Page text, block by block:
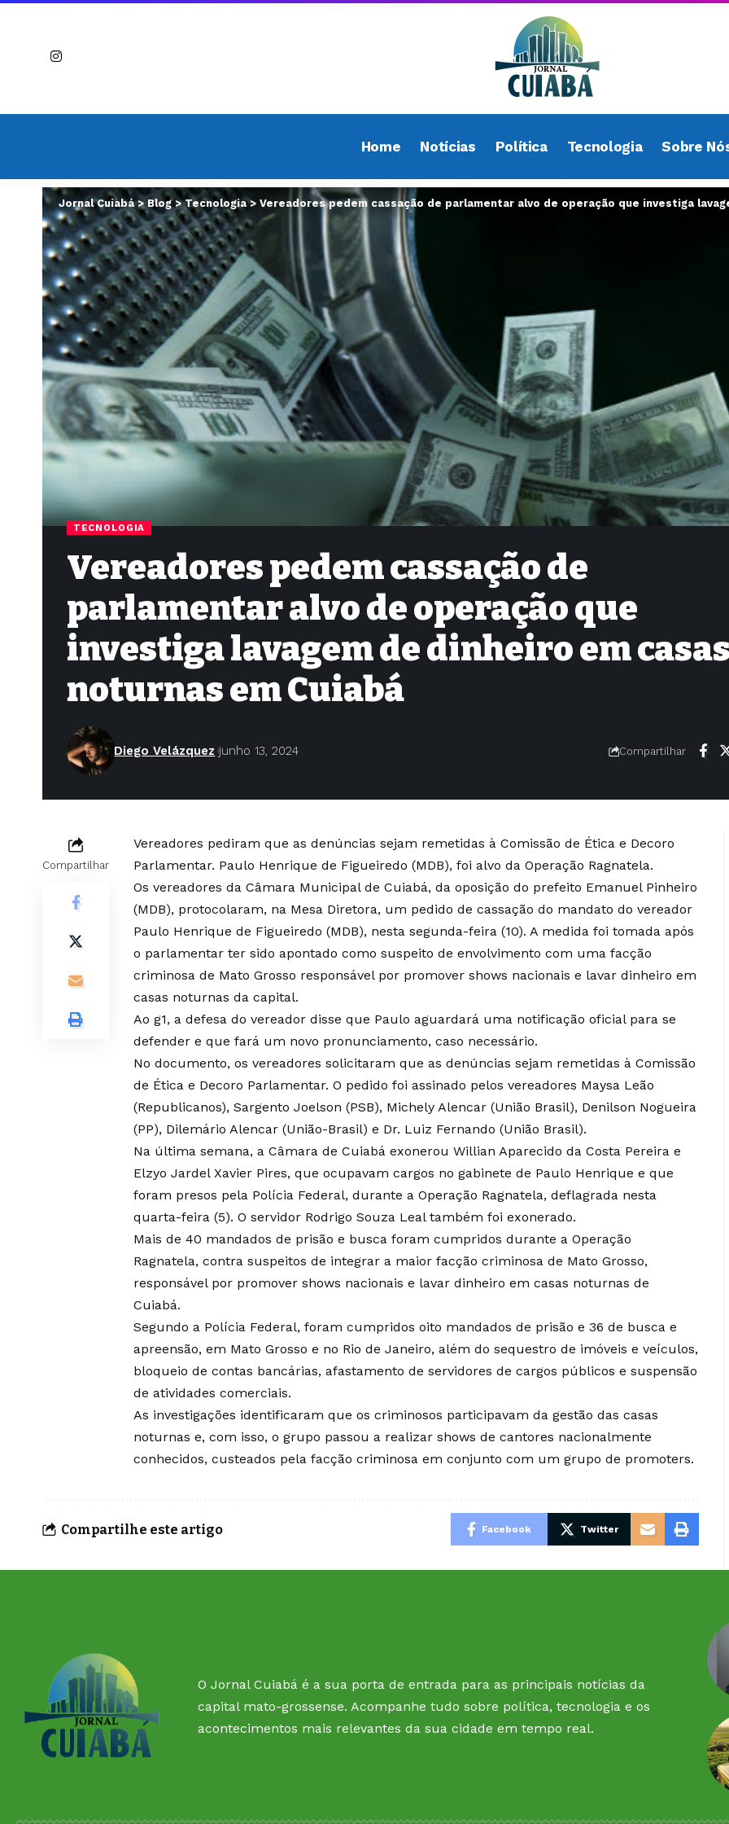
Home Notícias Política Tecnologia Sobre
Jornal Cuiabá> Blog>Tecnologia> Vereadores pedem cassação de parlamentar alvo de operação que investiga
TECNOLOGIA
Vereadores pedem cassação de
parlamentar alvo de operação que
investiga lavagem de dinheiro em
noturnas em Cuiabá
Diego Velázquez junho 13, 2024 Compartilhar
Compartilhar
Vereadores pediram que as denúncias sejam remetidas à Comissão de Ética e Decoro
Parlamentar. Paulo Henrique de Figueiredo (MDB), foi alvo da Operação Ragnatela.
Os vereadores da Câmara Municipal de Cuiabá, da oposição do prefeito Emanuel Pinheiro
(MDB), protocolaram, na Mesa Diretora, um pedido de cassação do mandato do vereador
Paulo Henrique de Figueiredo (MDB), nesta segunda-feira (10). A medida foi tomada após
o parlamentar ter sido apontado como suspeito de envolvimento com uma facção
criminosa de Mato Grosso responsável por promover shows nacionais e lavar dinheiro em
casas noturnas da capital.
Ao g1, a defesa do vereador disse que Paulo aguardará uma notificação oficial para se
defender e que fará um novo pronunciamento, caso necessário.
No documento, os vereadores solicitaram que as denúncias sejam remetidas à Comissão
de Ética e Decoro Parlamentar. O pedido foi assinado pelos vereadores Maysa Leão
(Republicanos), Sargento Joelson (PSB), Michely Alencar (União Brasil), Denilson Nogueira
(PP), Dilemário Alencar (União-Brasil) e Dr. Luiz Fernando (União Brasil).
Na última semana, a Câmara de Cuiabá exonerou Willian Aparecido da Costa Pereira e
Elzyo Jardel Xavier Pires, que ocupavam cargos no gabinete de Paulo Henrique e que
foram presos pela Polícia Federal, durante a Operação Ragnatela, deflagrada nesta
quarta-feira (5). O servidor Rodrigo Souza Leal também foi exonerado.
Mais de 40 mandados de prisão e busca foram cumpridos durante a Operação
Ragnatela, contra suspeitos de integrar a maior facção criminosa de Mato Grosso,
responsável por promover shows nacionais e lavar dinheiro em casas noturnas de
Cuiabá.
Segundo a Polícia Federal, foram cumpridos oito mandados de prisão e 36 de busca e
apreensão, em Mato Grosso e no Rio de Janeiro, além do sequestro de imóveis e veículos,
bloqueio de contas bancárias, afastamento de servidores de cargos públicos e suspensão
de atividades comerciais.
As investigações identificaram que os criminosos participavam da gestão das casas
noturnas e, com isso, o grupo passou a realizar shows de cantores nacionalmente
conhecidos, custeados pela facção criminosa em conjunto com um grupo de promoters.
Compartilhe este artigo Facebook Twitter
O Jornal Cuiabá é a sua porta de entrada para as principais notícias da
capital mato-grossense. Acompanhe tudo sobre política, tecnologia e os
acontecimentos mais relevantes da sua cidade em tempo real.